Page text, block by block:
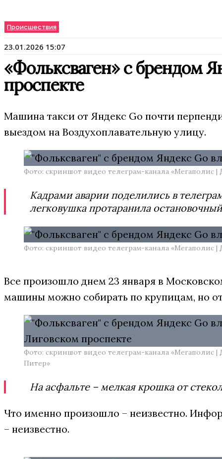
Происшествия
23.01.2026 15:07
«Фольксваген» с брендом
проспекте
Машина такси от Яндекс Go почти
выездом на Воздухоплавательную улицу.
Фото: скриншот видео телеграм-канала «Мегаполис
Кадрами аварии поделились в
легковушка протаранила
Фото: скриншот видео телеграм-канала «Мегаполис
Все произошло днем 23 января в
машины можно собирать по крупицам, но
Фото: скриншот видео телеграм-канала «Мегаполис
Питер»
На асфальте – мелкая крошка от
Что именно произошло – неизвестно.
– неизвестно.